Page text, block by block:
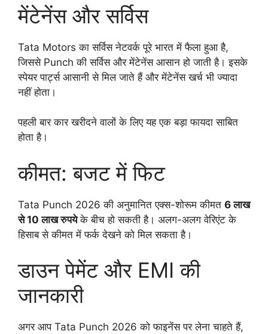
मेंटेनेंस और सर्विस
Tata Motors का सर्विस नेटवर्क पूरे भारत में फैला हुआ है,
जिससे Punch की सर्विस और मेंटेनेंस आसान हो जाती है। इसके
स्पेयर पार्ट्स आसानी से मिल जाते हैं और मेंटेनेंस खर्च भी ज्यादा
नहीं होता।
पहली बार कार खरीदने वालों के लिए यह एक बड़ा फायदा साबित
होता है।
कीमत: बजट में फिट
Tata Punch 2026 की अनुमानित एक्स-शोरूम कीमत 6 लाख
से 10 लाख रुपयेके बीच हो सकती है। अलग-अलग वेरिएंट के
हिसाब से कीमत में फर्क देखने को मिल सकता है।
डाउन पेमेंट और EMI की
जानकारी
अगर आप Tata Punch 2026 को फाइनेंस पर लेना चाहते हैं,